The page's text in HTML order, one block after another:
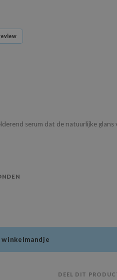
serum dat de natuurlijke glans
winkelmandje
DEEL DIT